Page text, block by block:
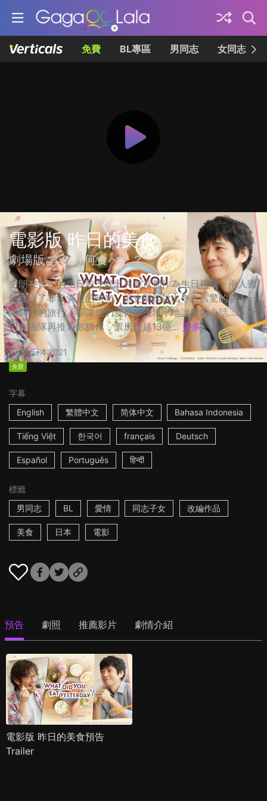
免費 BL專區 男同志 女同志
電影版 昨日的美食
劇場版 きのう何食べた？
史朗在賢二的生日前夕提出共遊京都作為生日禮物，兩人雖
然度過了非常滿足的時光，但史朗卻說出令人震驚的話！一
場開心的旅行，卻讓他們變得無法坦率地說出內心話…… ☆
日劇團隊再推電影續作，票房超越13億... 更多
2h日本2021
免費
字幕
English
繁體中文 简体中文 Bahasa Indonesia
Tiếng Việt 한국어 français Deutsch
Español Português हिन्दी
標籤
男同志
BL 愛情 同志子女 改編作品
美食 日本 電影
預告 劇照 推薦影片 劇情介紹
電影版 昨日的美食預告
Trailer